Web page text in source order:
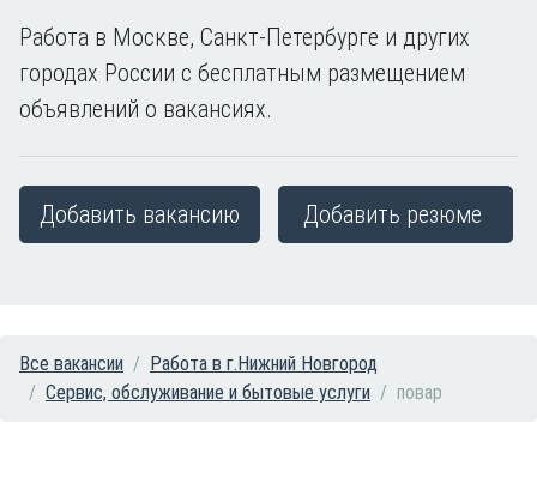
Работа в Москве, Санкт-Петербурге и других
городах России с бесплатным размещением
объявлений о вакансиях.
Добавить вакансию Добавить резюме
Все вакансии
Работа в г.Нижний Новгород
Сервис, обслуживание и бытовые услуги
повар